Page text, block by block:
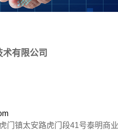
有限公司
门镇太安路虎门段41号泰明商